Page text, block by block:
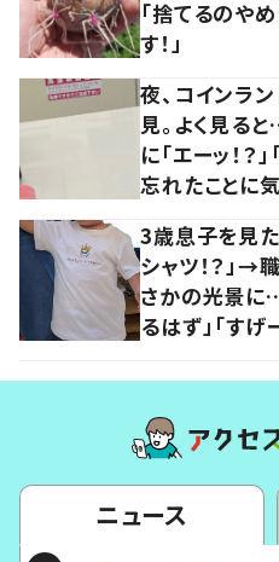
「捨てるのや
す！」
夜、コインラ
見。よく見る
に「エーッ！？
忘れたことに気
3歳息子を見
シャツ！？」→
さかの光景に
るはず」「すげ
ニュース